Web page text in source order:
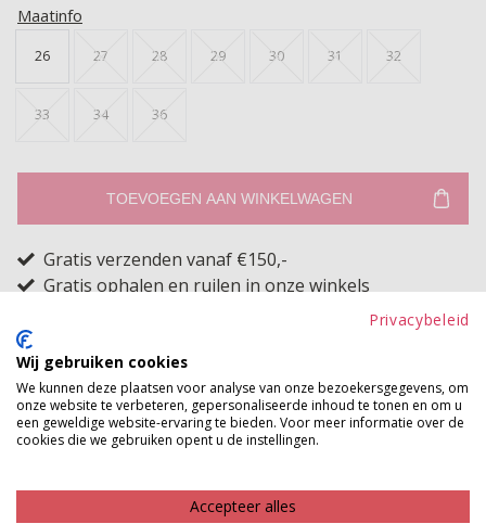
Maatinfo
26 27 28 29 30 31 32
33 34 36
TOEVOEGEN AAN WINKELWAGEN
Gratis verzenden vanaf €150,-
Gratis ophalen en ruilen in onze winkels
De favoriet van onze klanten! Een heerlijke jeans van
het merk Il' DOLCE. De Ibiza spijkerbroek is een high
waist skinny jeans met dubbele waistband zodat deze
stretchdenim stof waardoor ze heerlijk zit en ook nog
Privacybeleid
Wij gebruiken cookies
We kunnen deze plaatsen voor analyse van onze bezoekersgegevens, om
onze website te verbeteren, gepersonaliseerde inhoud te tonen en om u
een geweldige website-ervaring te bieden. Voor meer informatie over de
cookies die we gebruiken opent u de instellingen.
Accepteer alles